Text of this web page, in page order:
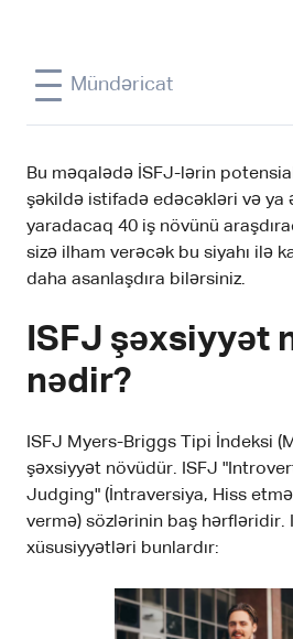
Mündəricat
Bu məqalədə İSFJ-lərin
şəkildə istifadə edəcəkləri və ya
yaradacaq 40 iş növünü
sizə ilham verəcək bu siyahı ilə
daha asanlaşdıra bilərsiniz.
ISFJ şəxsiyyət
nədir?
ISFJ Myers-Briggs Tipi İndeksi
şəxsiyyət növüdür. ISFJ
Judging" (İntraversiya, Hiss
vermə) sözlərinin baş hərfləridir.
xüsusiyyətləri bunlardır: